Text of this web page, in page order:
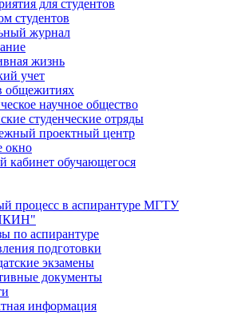
для студентов
студентов
журнал
жизнь
учет
общежитиях
научное общество
студенческие отряды
проектный центр
окно
кабинет обучающегося
процесс в аспирантуре МГТУ
по аспирантуре
подготовки
экзамены
документы
информация